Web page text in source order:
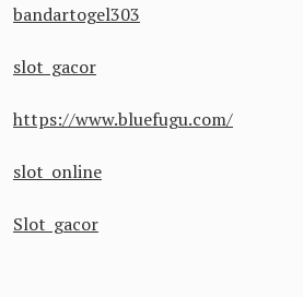
bandartogel303
slot gacor
https://www.bluefugu.com/
slot online
Slot gacor